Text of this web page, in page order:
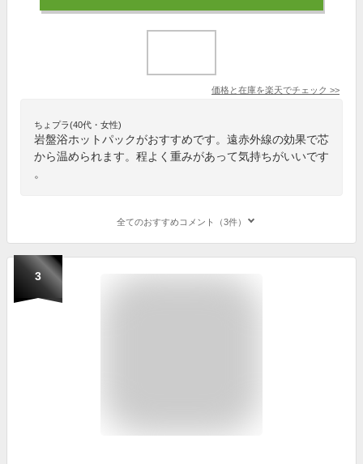
価格と在庫を楽天でチェック >>
ちょプラ(40代・女性)
岩盤浴ホットパックがおすすめです。遠赤外線の効果で芯
から温められます。程よく重みがあって気持ちがいいです
。
全てのおすすめコメント（3件）
3